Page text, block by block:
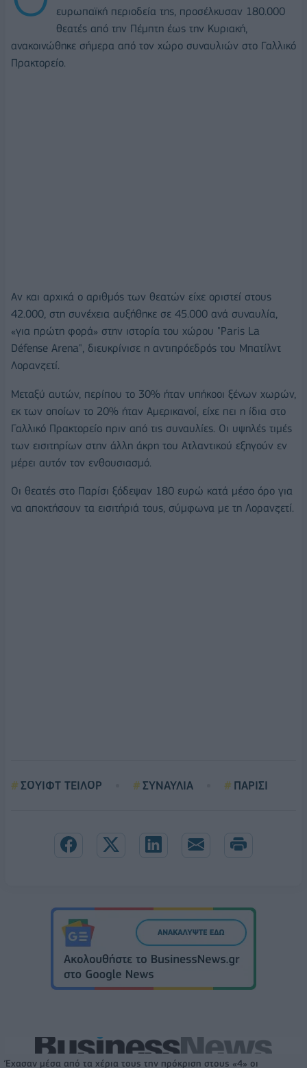
ευρωπαϊκή περιοδεία της, προσέλκυσαν 180.000
θεατές από την Πέμπτη έως την Κυριακή,
ανακοινώθηκε σήμερα από τον χώρο συναυλιών στο Γαλλικό
Πρακτορείο.
Αν και αρχικά ο αριθμός των θεατών είχε οριστεί στους
42.000, στη συνέχεια αυξήθηκε σε 45.000 ανά συναυλία,
«για πρώτη φορά» στην ιστορία του χώρου "Paris La
Défense Arena", διευκρίνισε η αντιπρόεδρός του Μπατίλντ
Λορανζετί.
Μεταξύ αυτών, περίπου το 30% ήταν υπήκοοι ξένων χωρών,
εκ των οποίων το 20% ήταν Αμερικανοί, είχε πει η ίδια στο
Γαλλικό Πρακτορείο πριν από τις συναυλίες. Οι υψηλές τιμές
των εισιτηρίων στην άλλη άκρη του Ατλαντικού εξηγούν εν
μέρει αυτόν τον ενθουσιασμό.
Οι θεατές στο Παρίσι ξόδεψαν 180 ευρώ κατά μέσο όρο για
να αποκτήσουν τα εισιτήριά τους, σύμφωνα με τη Λορανζετί.
ΣΟΥΙΦΤ ΤΕΙΛΟΡ ΣΥΝΑΥΛΙΑ ΠΑΡΙΣΙ
Έχασαν μέσα από τα χέρια τους την πρόκριση στους «4» οι